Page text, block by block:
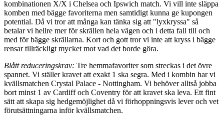
kombinationen X/X i Chelsea och Ipswich match. Vi vill inte släppa
komben med bägge favoriterna men samtidigt kunna ge kupongen
potential. Då vi tror att många kan tänka sig att "lyxkryssa" så
betalar vi hellre mer för skrällen hela vägen och i detta fall till och
med för bägge skrällarna. Kort och gott tror vi inte att kryss i bägge
rensar tillräckligt mycket mot vad det borde göra.
Blått reduceringskrav: Tre hemmafavoriter som streckas i det övre
spannet. Vi ställer kravet att exakt 1 ska segra. Med i kombin har vi
kvällsmatchen Crystal Palace - Nottingham. Vi behöver alltså jobba
bort minst 1 av Cardiff och Coventry för att kravet ska leva. Ett fint
sätt att skapa sig hedgemöjlighet då vi förhoppningsvis lever och vet
förutsättningarna inför kvällsmatchen.